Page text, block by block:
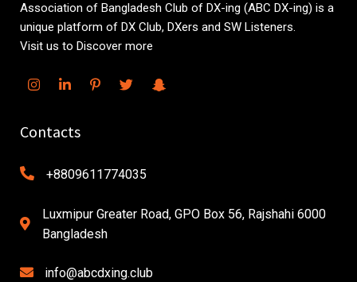
Association of Bangladesh Club of DX-ing (ABC DX-ing) is a
unique platform of DX Club, DXers and SW Listeners.
Visit us to Discover more
Contacts
+8809611774035
Luxmipur Greater Road, GPO Box 56, Rajshahi 6000
Bangladesh
info@abcdxing.club